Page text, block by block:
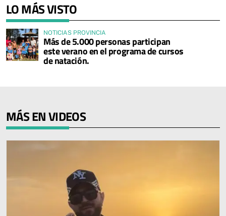
LO MÁS VISTO
NOTICIAS PROVINCIA
Más de 5.000 personas participan
este verano en el programa de cursos
de natación.
MÁS EN VIDEOS